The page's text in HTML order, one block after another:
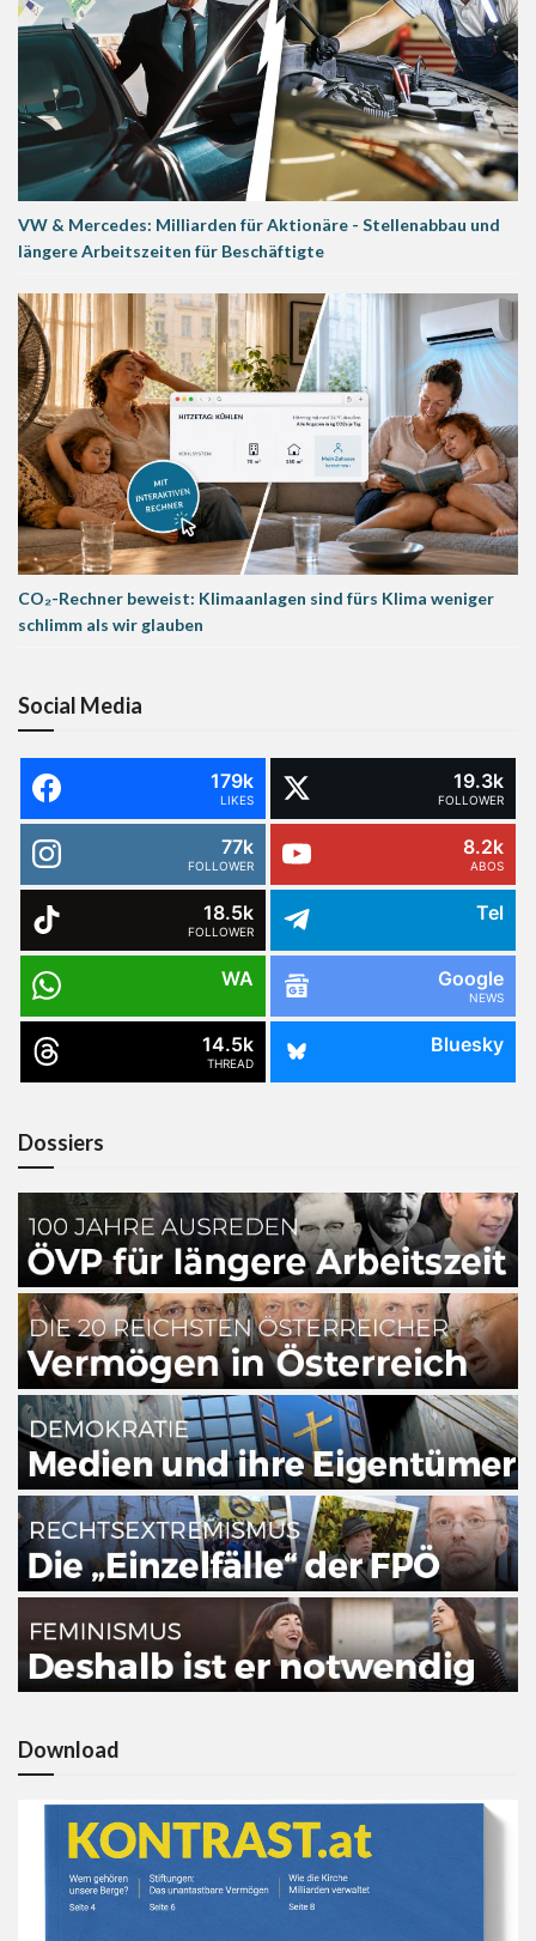
VW & Mercedes: Milliarden für Aktionäre - Stellenabbau und
längere Arbeitszeiten für Beschäftigte
CO₂-Rechner beweist: Klimaanlagen sind fürs Klima weniger
schlimm als wir glauben
Social Media
179k
LIKES
19.3k
FOLLOWER
77k
FOLLOWER
8.2k
ABOS
18.5k
FOLLOWER
Tel
WA Google
NEWS
14.5k
THREAD
Bluesky
Dossiers
Download